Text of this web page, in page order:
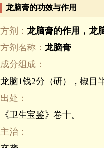
龙脑膏的功效与作用
方剂： 龙脑膏的作用，龙
方剂名称： 龙脑膏
成分组成：
龙脑1钱2分（研），椒目
出处：
《卫生宝鉴》卷十。
主治：